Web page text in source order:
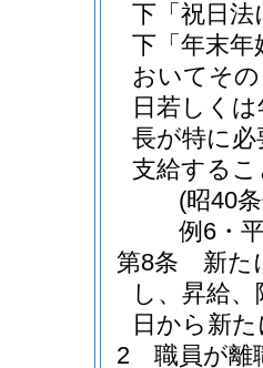
下「祝日
下「年末
おいてそ
日若しく
長が特に
支給する
(昭40
例6・
第8条
新た
し、昇給
日から新
2
職員が離